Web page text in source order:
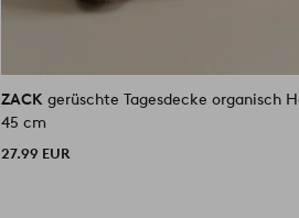
ZACK gerüschte Tagesdecke organisch
45 cm
27.99 EUR